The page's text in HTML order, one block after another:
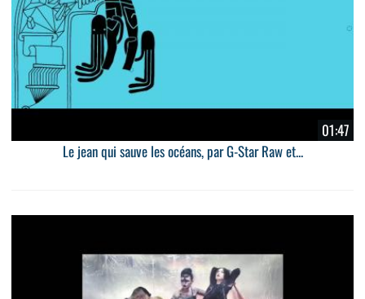
01:47
Le jean qui sauve les océans, par G-Star Raw et...